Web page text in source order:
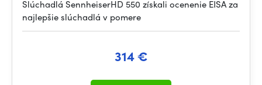
Slúchadlá SennheiserHD 550 získali ocenenie EISA za
najlepšie slúchadlá v pomere
314 €